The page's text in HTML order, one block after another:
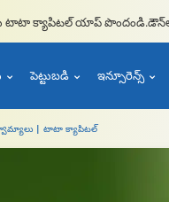
టాటా క్యాపిటల్ యాప్ పొందండి.
పెట్టుబడి ఇన్సూరెన్స్
| టాటా క్యాపిటల్